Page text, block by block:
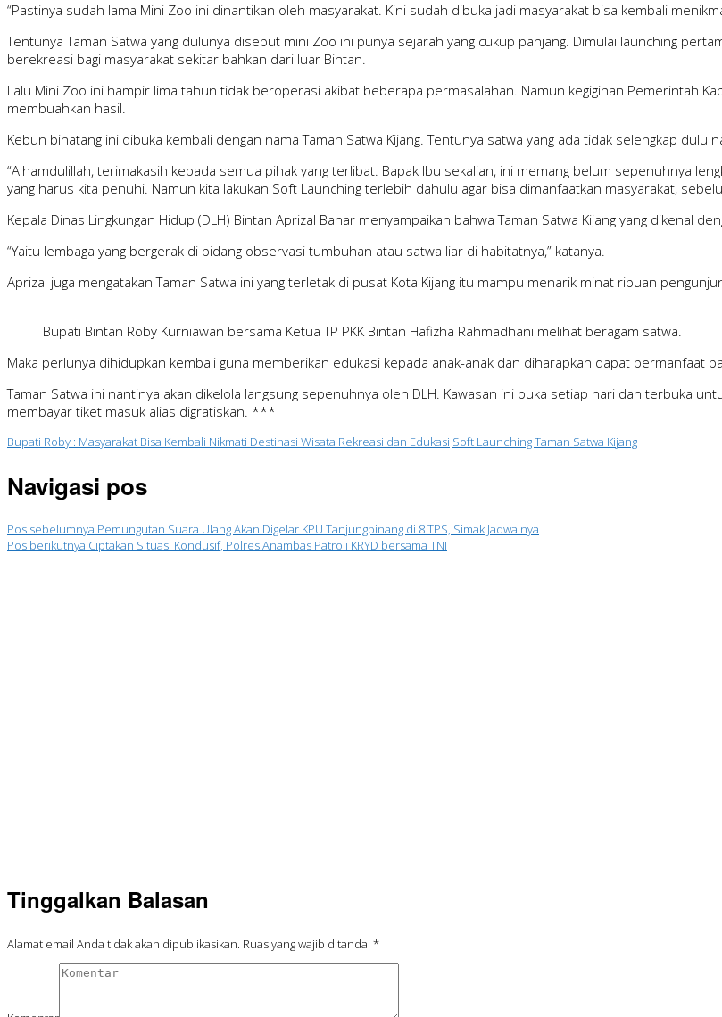
“Pastinya sudah lama Mini Zoo ini dinantikan oleh masyarakat. Kini sudah dibuka jadi masyarakat bisa kembali
Tentunya Taman Satwa yang dulunya disebut mini Zoo ini punya sejarah yang cukup panjang. Dimulai launching
berekreasi bagi masyarakat sekitar bahkan dari luar Bintan.
Lalu Mini Zoo ini hampir lima tahun tidak beroperasi akibat beberapa permasalahan. Namun kegigihan Pemerintah
membuahkan hasil.
Kebun binatang ini dibuka kembali dengan nama Taman Satwa Kijang. Tentunya satwa yang ada tidak selengkap dulu
“Alhamdulillah, terimakasih kepada semua pihak yang terlibat. Bapak Ibu sekalian, ini memang belum sepenuhnya
yang harus kita penuhi. Namun kita lakukan Soft Launching terlebih dahulu agar bisa dimanfaatkan masyarakat,
Kepala Dinas Lingkungan Hidup (DLH) Bintan Aprizal Bahar menyampaikan bahwa Taman Satwa Kijang yang dikenal
“Yaitu lembaga yang bergerak di bidang observasi tumbuhan atau satwa liar di habitatnya,” katanya.
Aprizal juga mengatakan Taman Satwa ini yang terletak di pusat Kota Kijang itu mampu menarik minat ribuan
Bupati Bintan Roby Kurniawan bersama Ketua TP PKK Bintan Hafizha Rahmadhani melihat beragam satwa.
Maka perlunya dihidupkan kembali guna memberikan edukasi kepada anak-anak dan diharapkan dapat bermanfaat
Taman Satwa ini nantinya akan dikelola langsung sepenuhnya oleh DLH. Kawasan ini buka setiap hari dan terbuka
membayar tiket masuk alias digratiskan. ***
Bupati Roby : Masyarakat Bisa Kembali Nikmati Destinasi Wisata Rekreasi dan Edukasi Soft Launching Taman Satwa Kijang
Navigasi pos
Pos sebelumnya Pemungutan Suara Ulang Akan Digelar KPU Tanjungpinang di 8 TPS, Simak Jadwalnya
Pos berikutnya Ciptakan Situasi Kondusif, Polres Anambas Patroli KRYD bersama TNI
Tinggalkan Balasan
Alamat email Anda tidak akan dipublikasikan. Ruas yang wajib ditandai *